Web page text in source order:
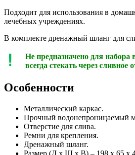
Подходит для использования в
лечебных учреждениях.
В комплекте дренажный шланг для
Не предназначено для
всегда стекать через сливное
Особенности
Металлический каркас.
Прочный водонепроницаемый
Отверстие для слива.
Ремни для крепления.
Дренажный шланг.